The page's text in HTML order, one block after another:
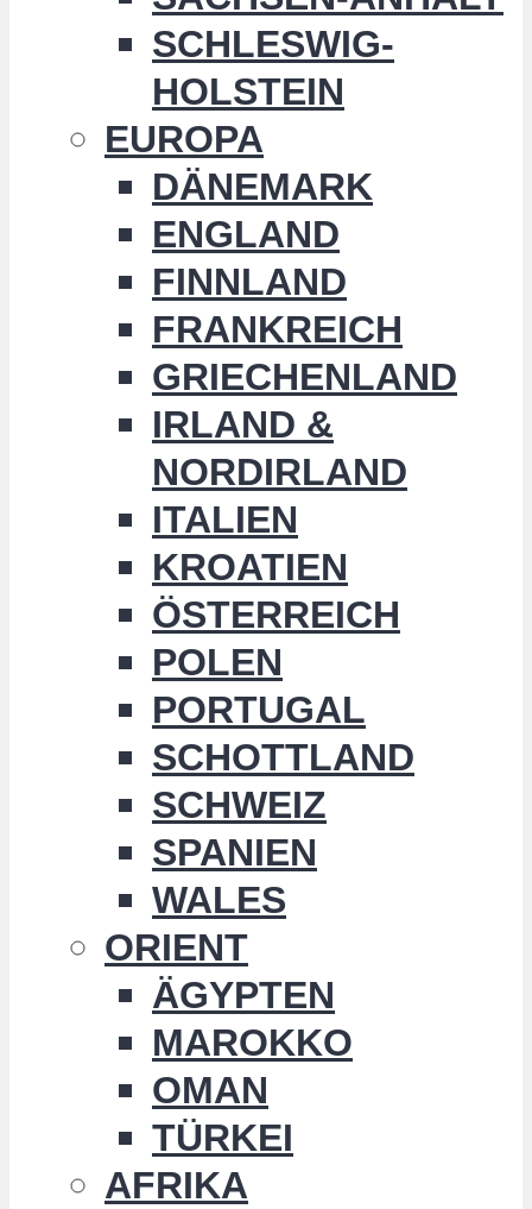
SCHLESWIG-
HOLSTEIN
EUROPA
DÄNEMARK
ENGLAND
FINNLAND
FRANKREICH
GRIECHENLAND
IRLAND &
NORDIRLAND
ITALIEN
KROATIEN
ÖSTERREICH
POLEN
PORTUGAL
SCHOTTLAND
SCHWEIZ
SPANIEN
WALES
ORIENT
ÄGYPTEN
MAROKKO
OMAN
TÜRKEI
AFRIKA